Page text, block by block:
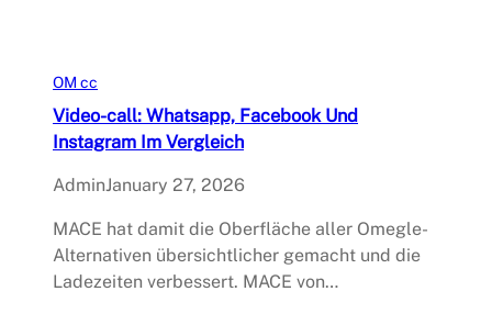
OM cc
Video-call: Whatsapp, Facebook Und
Instagram Im Vergleich
AdminJanuary 27, 2026
MACE hat damit die Oberfläche aller Omegle-
Alternativen übersichtlicher gemacht und die
Ladezeiten verbessert. MACE von…